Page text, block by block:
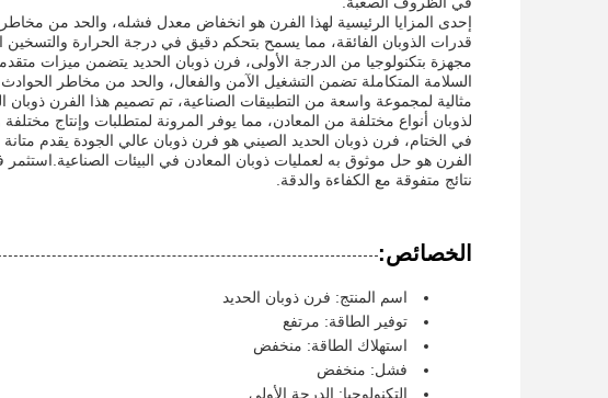
إحدى المزايا الرئيسية لهذا الفرن هو انخفاض معدل فشله، والحد من
قدرات الذوبان الفائقة، مما يسمح بتحكم دقيق في درجة الحرارة والتسخين
مجهزة بتكنولوجيا من الدرجة الأولى، فرن ذوبان الحديد يتضمن ميزات
السلامة المتكاملة تضمن التشغيل الآمن والفعال، والحد من مخاطر
مثالية لمجموعة واسعة من التطبيقات الصناعية، تم تصميم هذا الفرن ذوبان
لذوبان أنواع مختلفة من المعادن، مما يوفر المرونة لمتطلبات وإنتاج مختلفة
في الختام، فرن ذوبان الحديد الصيني هو فرن ذوبان عالي الجودة يقدم
الفرن هو حل موثوق به لعمليات ذوبان المعادن في البيئات
نتائج متفوقة مع الكفاءة والدقة.
الخصائص:
اسم المنتج: فرن ذوبان الحديد
توفير الطاقة: مرتفع
استهلاك الطاقة: منخفض
فشل: منخفض
التكنولوجيا: الدرجة الأولى